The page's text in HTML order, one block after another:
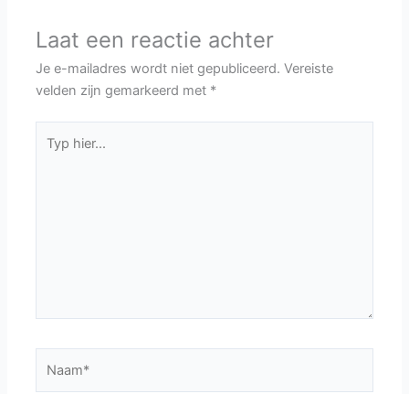
Laat een reactie achter
Je e-mailadres wordt niet gepubliceerd. Vereiste
velden zijn gemarkeerd met *
hier...